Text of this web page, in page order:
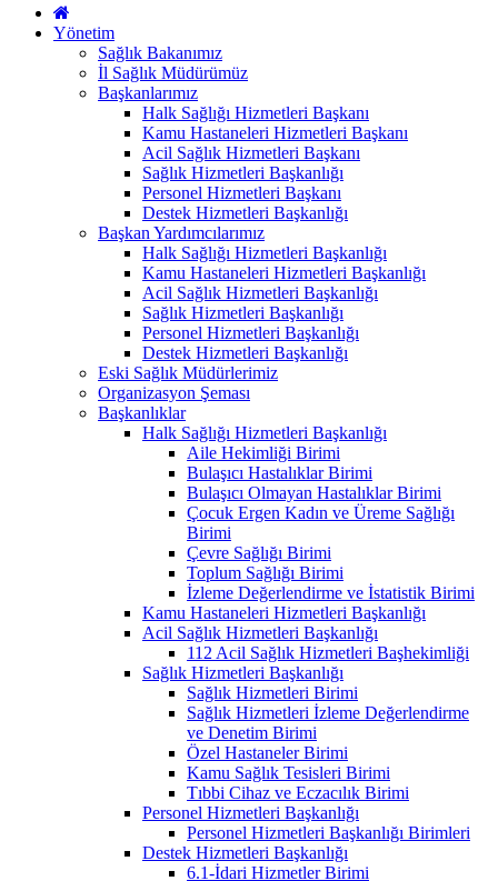
Yönetim
Sağlık Bakanımız
İl Sağlık Müdürümüz
Başkanlarımız
Halk Sağlığı Hizmetleri Başkanı
Kamu Hastaneleri Hizmetleri Başkanı
Acil Sağlık Hizmetleri Başkanı
Sağlık Hizmetleri Başkanlığı
Personel Hizmetleri Başkanı
Destek Hizmetleri Başkanlığı
Başkan Yardımcılarımız
Halk Sağlığı Hizmetleri Başkanlığı
Kamu Hastaneleri Hizmetleri Başkanlığı
Acil Sağlık Hizmetleri Başkanlığı
Sağlık Hizmetleri Başkanlığı
Personel Hizmetleri Başkanlığı
Destek Hizmetleri Başkanlığı
Eski Sağlık Müdürlerimiz
Organizasyon Şeması
Başkanlıklar
Halk Sağlığı Hizmetleri Başkanlığı
Aile Hekimliği Birimi
Bulaşıcı Hastalıklar Birimi
Bulaşıcı Olmayan Hastalıklar Birimi
Çocuk Ergen Kadın ve Üreme Sağlığı
Birimi
Çevre Sağlığı Birimi
Toplum Sağlığı Birimi
İzleme Değerlendirme ve İstatistik Birimi
Kamu Hastaneleri Hizmetleri Başkanlığı
Acil Sağlık Hizmetleri Başkanlığı
112 Acil Sağlık Hizmetleri Başhekimliği
Sağlık Hizmetleri Başkanlığı
Sağlık Hizmetleri Birimi
Sağlık Hizmetleri İzleme Değerlendirme
ve Denetim Birimi
Özel Hastaneler Birimi
Kamu Sağlık Tesisleri Birimi
Tıbbi Cihaz ve Eczacılık Birimi
Personel Hizmetleri Başkanlığı
Personel Hizmetleri Başkanlığı Birimleri
Destek Hizmetleri Başkanlığı
6.1-İdari Hizmetler Birimi